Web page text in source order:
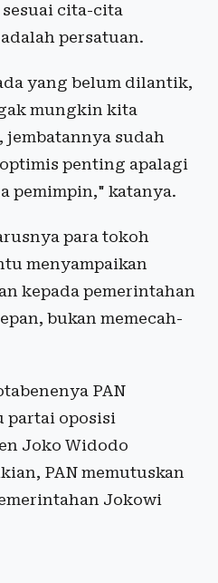
cita-cita
persatuan.
yang belum dilantik,
mungkin kita
jembatannya sudah
penting apalagi
pemimpin," katanya.
para tokoh
menyampaikan
kepada pemerintahan
bukan memecah-
PAN
partai oposisi
Joko Widodo
PAN memutuskan
Jokowi